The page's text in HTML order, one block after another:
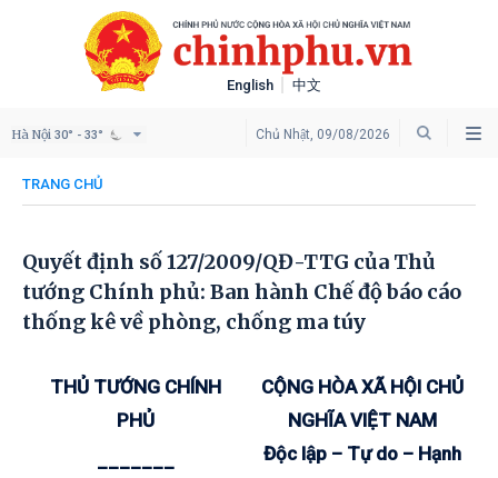
English 中文
Chủ Nhật, 09/08/2026
Hà Nội 30° - 33°
TRANG CHỦ
Quyết định số 127/2009/QĐ-TTG của Thủ
tướng Chính phủ: Ban hành Chế độ báo cáo
thống kê về phòng, chống ma túy
THỦ TƯỚNG CHÍNH
PHỦ
_______
CỘNG HÒA XÃ HỘI CHỦ
NGHĨA VIỆT NAM
Độc lập – Tự do – Hạnh